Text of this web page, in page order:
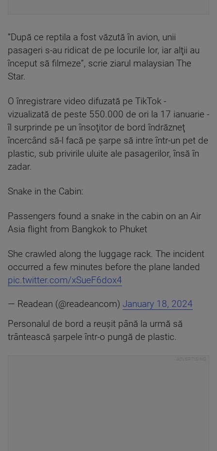
”După ce reptila a fost văzută în avion, unii
pasageri s-au ridicat de pe locurile lor, iar alţii au
început să filmeze”, scrie ziarul malaysian The
Star.
O înregistrare video difuzată pe TikTok -
vizualizată de peste 550.000 de ori la 17 ianuarie -
îl surprinde pe un însoţitor de bord îndrăzneţ
încercând să-l facă pe şarpe să intre într-un pet de
plastic, sub privirile uluite ale pasagerilor, însă în
zadar.
Snake in the Cabin:
Passengers found a snake in the cabin on an Air
Asia flight from Bangkok to Phuket
She crawled along the luggage rack. The incident
occurred a few minutes before the plane landed
pic.twitter.com/xSueF6dox4
— Readean (@readeancom) January 18, 2024
Personalul de bord a reuşit până la urmă să
trântească şarpele într-o pungă de plastic.